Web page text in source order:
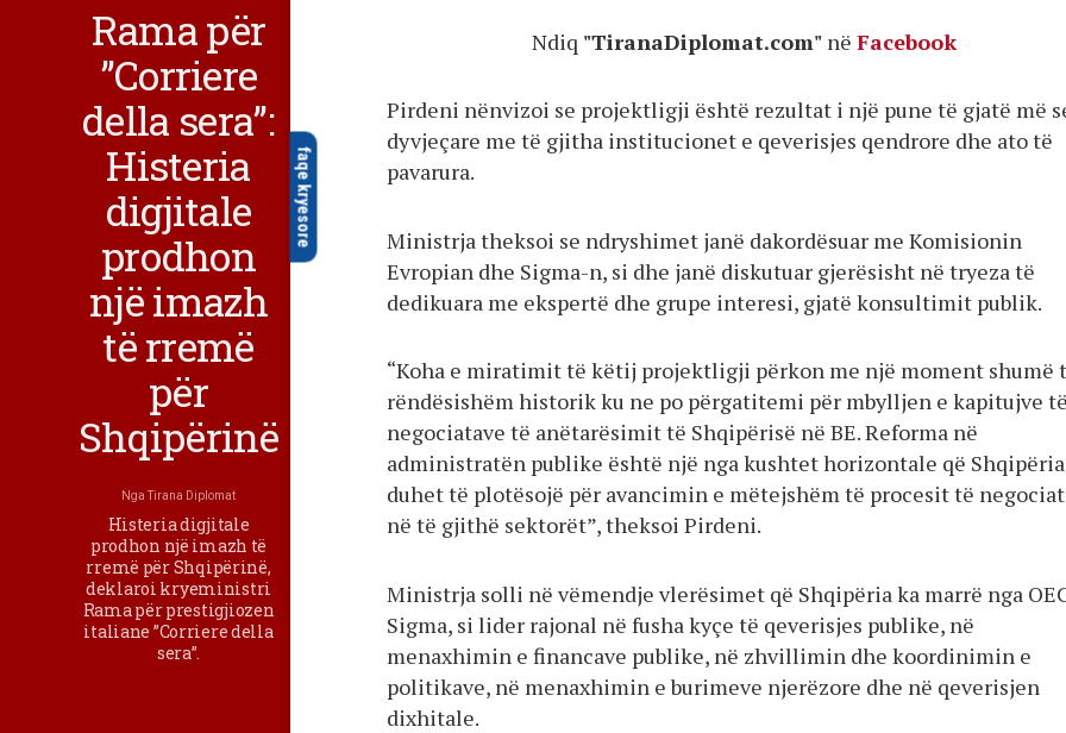
faqe kryesore
Ndiq "TiranaDiplomat.com" në Facebook
Pirdeni nënvizoi se projektligji është rezultat i një pune të gjatë më
dyvjeçare me të gjitha institucionet e qeverisjes qendrore dhe ato të
pavarura.
Ministrja theksoi se ndryshimet janë dakordësuar me Komisionin
Evropian dhe Sigma-n, si dhe janë diskutuar gjerësisht në tryeza të
dedikuara me ekspertë dhe grupe interesi, gjatë konsultimit publik.
“Koha e miratimit të këtij projektligji përkon me një moment shumë
rëndësishëm historik ku ne po përgatitemi për mbylljen e kapitujve të
negociatave të anëtarësimit të Shqipërisë në BE. Reforma në
administratën publike është një nga kushtet horizontale që Shqipëria
duhet të plotësojë për avancimin e mëtejshëm të procesit të
në të gjithë sektorët”, theksoi Pirdeni.
Ministrja solli në vëmendje vlerësimet që Shqipëria ka marrë nga
Sigma, si lider rajonal në fusha kyçe të qeverisjes publike, në
menaxhimin e financave publike, në zhvillimin dhe koordinimin e
politikave, në menaxhimin e burimeve njerëzore dhe në qeverisjen
dixhitale.
Rama për
”Corriere
della sera”:
Histeria
digjitale
prodhon
një imazh
të rremë
për
Shqipërinë
NgaTirana Diplomat
Histeria digjitale
prodhon një imazh të
rremë për Shqipërinë,
deklaroi kryeministri
Rama për prestigjiozen
italiane ”Corriere della
sera”.